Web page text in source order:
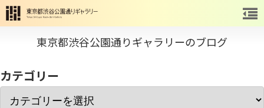
東京都渋谷公園通りギャラリーのブログ
カテゴリー